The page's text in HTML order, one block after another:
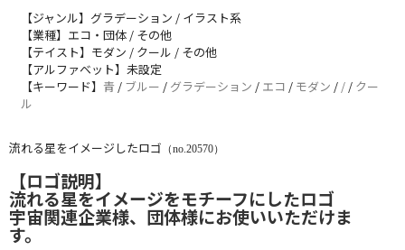
【ジャンル】グラデーション / イラスト系
【業種】エコ・団体 / その他
【テイスト】モダン / クール / その他
【アルファベット】未設定
【キーワード】 青 / ブルー / グラデーション / エコ / モダン / / / クー
ル
流れる星をイメージしたロゴ （no.20570）
【ロゴ説明】
流れる星をイメージをモチーフにしたロゴ
宇宙関連企業様、団体様にお使いいただけま
す。